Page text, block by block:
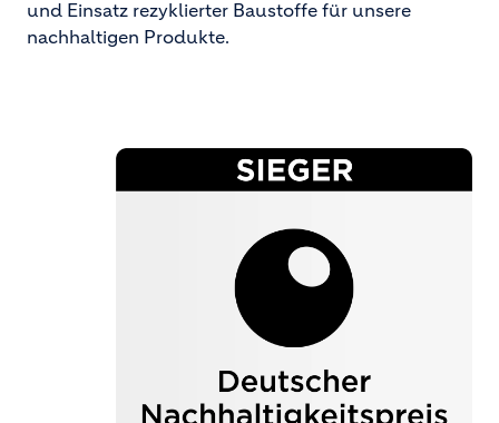
und Einsatz rezyklierter Baustoffe für unsere
nachhaltigen Produkte.